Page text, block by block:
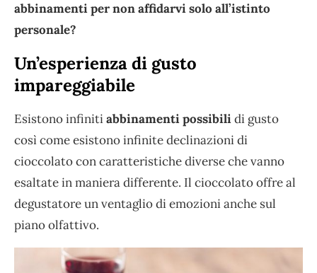
abbinamenti per non affidarvi solo all’istinto
personale?
Un’esperienza di gusto
impareggiabile
Esistono infinitiabbinamenti possibilidi gusto
così come esistono infinite declinazioni di
cioccolato con caratteristiche diverse che vanno
esaltate in maniera differente. Il cioccolato offre al
degustatore un ventaglio di emozioni anche sul
piano olfattivo.